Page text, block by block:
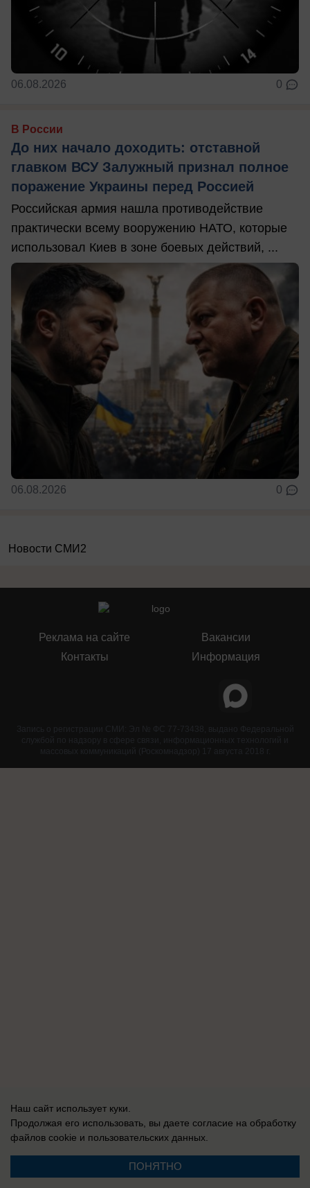
06.08.2026 0
В России
До них начало доходить: отставной
главком ВСУ Залужный признал полное
поражение Украины перед Россией
Российская армия нашла противодействие
практически всему вооружению НАТО, которые
использовал Киев в зоне боевых действий, ...
06.08.2026 0
Новости СМИ2
Реклама на сайте
Контакты
Вакансии
Информация
Запись о регистрации СМИ: Эл № ФС 77-73438, выдано Федеральной
службой по надзору в сфере связи, информационных технологий и
массовых коммуникаций (Роскомнадзор) 17 августа 2018 г.
Наш сайт использует куки.
Продолжая его использовать, вы даете согласие на обработку
файлов cookie и пользовательских данных.
ПОНЯТНО